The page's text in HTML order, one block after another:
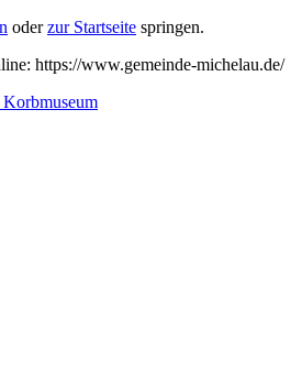
oderzur Startseite springen.
https://www.gemeinde-michelau.de/